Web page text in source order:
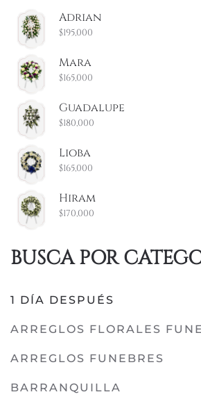
mínimo
máximo
Adrian
$195,000
Mara
$165,000
Guadalupe
$180,000
Lioba
$165,000
Hiram
$170,000
BUSCA POR
1 DÍA DESPUÉS
ARREGLOS FLORALES
ARREGLOS FUNEBRES
BARRANQUILLA